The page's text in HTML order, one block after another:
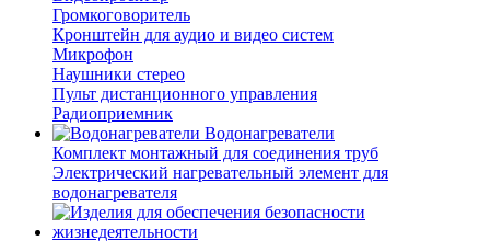
Громкоговоритель
Кронштейн для аудио и видео систем
Микрофон
Наушники стерео
Пульт дистанционного управления
Радиоприемник
Водонагреватели
Комплект монтажный для соединения труб
Электрический нагревательный элемент для
водонагревателя